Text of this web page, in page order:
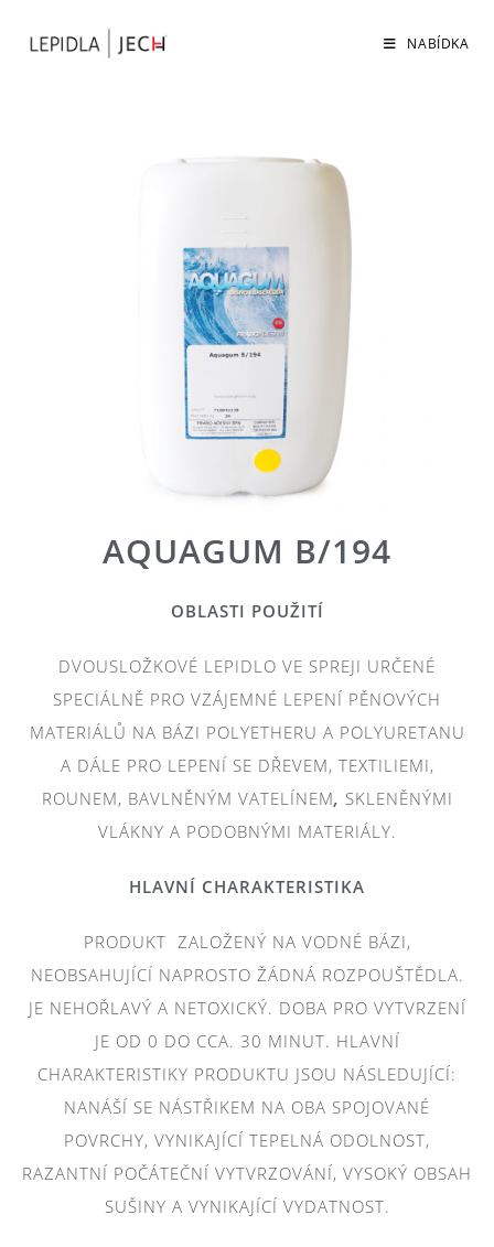
NABÍDKA
AQUAGUM B/194
OBLASTI POUŽITÍ
DVOUSLOŽKOVÉ LEPIDLO VE SPREJI URČENÉ
SPECIÁLNĚ PRO VZÁJEMNÉ LEPENÍ PĚNOVÝCH
MATERIÁLŮ NA BÁZI POLYETHERU A POLYURETANU
A DÁLE PRO LEPENÍ SE DŘEVEM, TEXTILIEMI,
ROUNEM, BAVLNĚNÝM VATELÍNEM, SKLENĚNÝMI
VLÁKNY A PODOBNÝMI MATERIÁLY.
HLAVNÍ CHARAKTERISTIKA
PRODUKT ZALOŽENÝ NA VODNÉ BÁZI,
NEOBSAHUJÍCÍ NAPROSTO ŽÁDNÁ ROZPOUŠTĚDLA.
JE NEHOŘLAVÝ A NETOXICKÝ. DOBA PRO VYTVRZENÍ
JE OD 0 DO CCA. 30 MINUT. HLAVNÍ
CHARAKTERISTIKY PRODUKTU JSOU NÁSLEDUJÍCÍ:
NANÁŠÍ SE NÁSTŘIKEM NA OBA SPOJOVANÉ
POVRCHY, VYNIKAJÍCÍ TEPELNÁ ODOLNOST,
RAZANTNÍ POČÁTEČNÍ VYTVRZOVÁNÍ, VYSOKÝ OBSAH
SUŠINY A VYNIKAJÍCÍ VYDATNOST.